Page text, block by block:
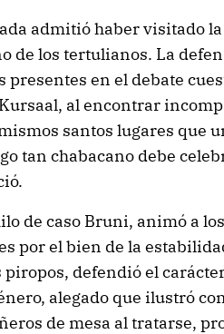
admitió haber visitado
de los tertulianos. La
presentes en el debate
al encontrar
santos lugares que
tan chabacano debe
de caso Bruni, animó a
por el bien de la
piropos, defendió el
alegado que ilustró
de mesa al tratarse,